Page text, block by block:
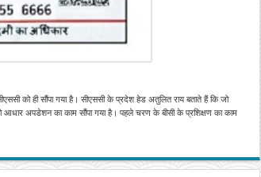
को ही सौंपा गया है। सीएससी के प्रदेश हेड अतुलित राय बताते हैं कि जो
आधार अपडेशन का काम सौंपा गया है। पहले चरण के बीसी के प्रशिक्षण का काम